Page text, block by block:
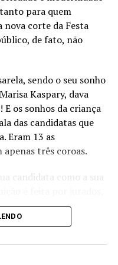
contudo lembraram
de Bom
para quem
nova corte da Festa
de fato, não
sendo o seu sonho
Kaspary, dava
os sonhos da criança
das candidatas que
Eram 13 as
três coroas.
candidata como a sua
de renome,
do mundo da moda,